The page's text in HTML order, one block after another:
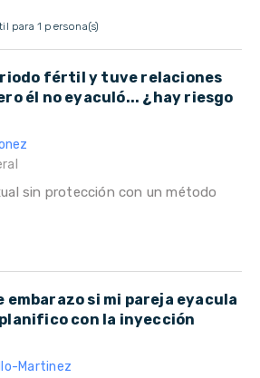
para 1 persona(s)
fértil y tuve relaciones
él no eyaculó... ¿hay riesgo
sin protección con un método
embarazo si mi pareja eyacula
con la inyección
Martinez